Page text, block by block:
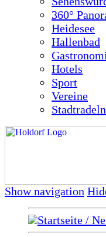
360°
Heidesee
Hallenbad
Hotels
Sport
Vereine
Stadtradeln
Show navigation
Startseite /